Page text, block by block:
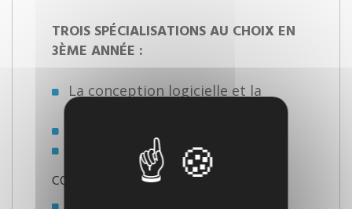
TROIS SPÉCIALISATIONS AU CHOIX EN
3ÈME ANNÉE :
La conception logicielle et la
La sécurité informatique
CONDITIONS D'ADMISSION